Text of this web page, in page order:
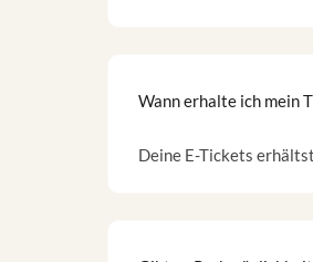
Wann erhalte ich mein
Deine E-Tickets